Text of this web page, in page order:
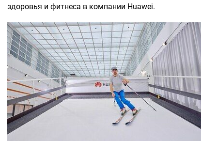
здоровья и фитнеса в компании Huawei.